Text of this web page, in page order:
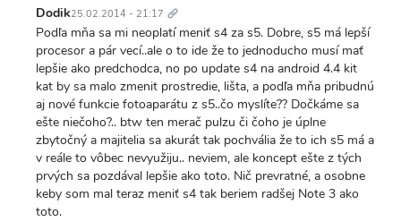
Dodik25.02.2014 - 21:17 odkaz
Podľa mňa sa mi neoplatí meniť s4 za s5. Dobre, s5 má lepší
procesor a pár vecí..ale o to ide že to jednoducho musí mať
lepšie ako predchodca, no po update s4 na android 4.4 kit
kat by sa malo zmenit prostredie, lišta, a podľa mňa pribudnú
aj nové funkcie fotoaparátu z s5..čo myslíte?? Dočkáme sa
ešte niečoho?.. btw ten merač pulzu či čoho je úplne
zbytočný a majitelia sa akurát tak pochvália že to ich s5 má a
v reále to vôbec nevyužiju.. neviem, ale koncept ešte z tých
prvých sa pozdával lepšie ako toto. Nič prevratné, a osobne
keby som mal teraz meniť s4 tak beriem radšej Note 3 ako
toto.